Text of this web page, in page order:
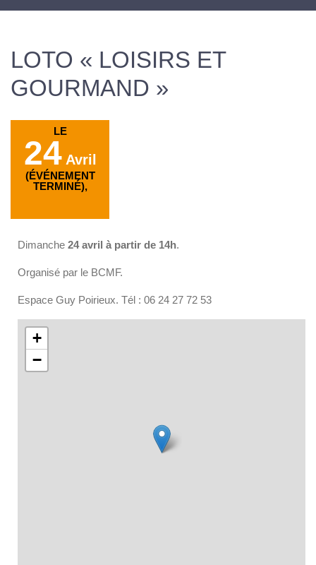
LOTO « LOISIRS ET
GOURMAND »
LE
24 Avril
(ÉVÉNEMENT
TERMINÉ),
Dimanche 24 avril à partir de 14h.
Organisé par le BCMF.
Espace Guy Poirieux. Tél : 06 24 27 72 53
+
−